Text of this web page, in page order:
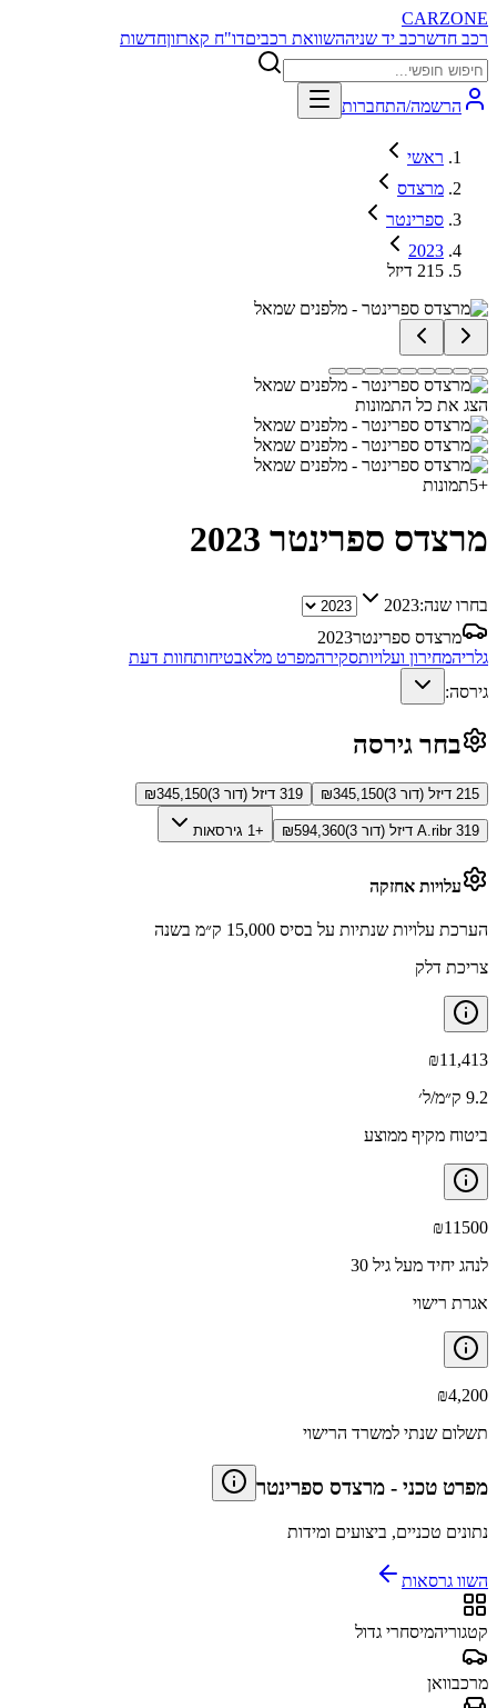
CARZONE
רכב חדשרכב יד שניההשוואת רכביםדו"ח קארזוןחדשות
הרשמה/התחברות
ראשי
מרצדס
ספרינטר
2023
215 דיזל
הצג את כל התמונות
+
5תמונות
מרצדס ספרינטר 2023
בחרו שנה:2023
מרצדס ספרינטר2023
גלריהמחירון ועלויותסקירהמפרט מלאבטיחותחוות דעת
גירסה:
בחר גירסה
215 דיזל (דור 3) ₪345,150 319 דיזל (דור 3) ₪345,150
319 A.ribr דיזל (דור 3) ₪594,360 +1 גירסאות
עלויות אחזקה
הערכת עלויות שנתיות על בסיס 15,000 ק״מ בשנה
צריכת דלק
₪11,413
9.2 ק״מ/ל׳
ביטוח מקיף ממוצע
₪11500
לנהג יחיד מעל גיל 30
אגרת רישוי
₪4,200
תשלום שנתי למשרד הרישוי
מפרט טכני - מרצדס ספרינטר
נתונים טכניים, ביצועים ומידות
השוו גרסאות
קטגוריהמיסחרי גדול
מרכבוואן